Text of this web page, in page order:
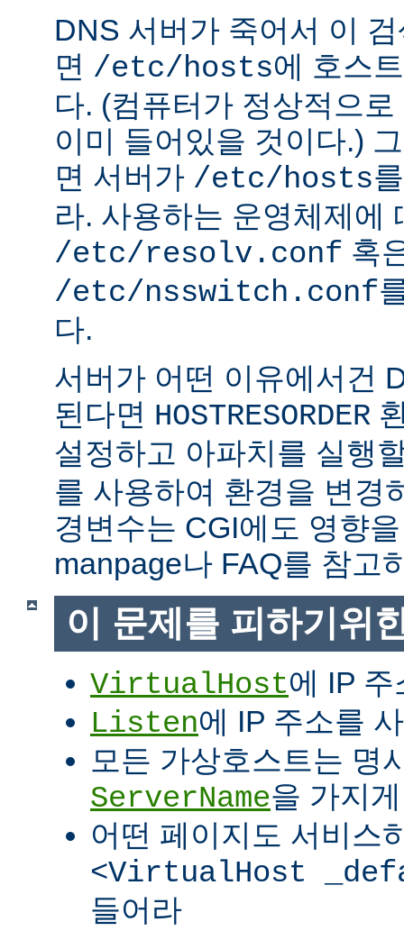
DNS 서버가 죽어서 이
면 /etc/hosts에 호스
다. (컴퓨터가 정상적으
이미 들어있을 것이다.)
면 서버가 /etc/hosts
라. 사용하는 운영체제에
/etc/resolv.conf 혹
/etc/nsswitch.conf
다.
서버가 어떤 이유에서건
된다면 HOSTRESORDER
설정하고 아파치를 실행
를 사용하여 환경을 변경
경변수는 CGI에도 영향
manpage나 FAQ를 참고
이 문제를 피하기위
VirtualHost에 IP
Listen에 IP 주소를
모든 가상호스트는 명
ServerName을 가지
어떤 페이지도 서비스
<VirtualHost
들어라